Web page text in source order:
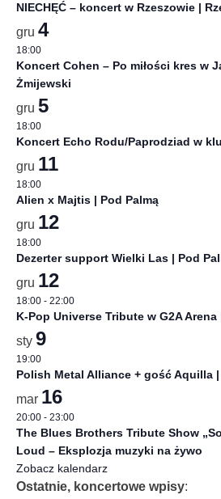
NIECHĘĆ – koncert w Rzeszowie |
gru 4
18:00
Koncert Cohen – Po miłości kres w
Żmijewski
gru 5
18:00
Koncert Echo Rodu/Paprodziad w
gru 11
18:00
Alien x Majtis | Pod Palmą
gru 12
18:00
Dezerter support Wielki Las | Pod
gru 12
18:00 - 22:00
K-Pop Universe Tribute w G2A
sty 9
19:00
Polish Metal Alliance + gość Aquilla |
mar 16
20:00 - 23:00
The Blues Brothers Tribute Show
Loud – Eksplozja muzyki na żywo
Zobacz kalendarz
Ostatnie, koncertowe wpisy: